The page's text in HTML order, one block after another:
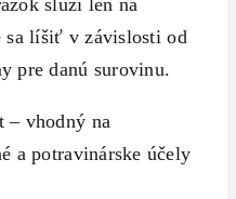
slúži len na
sa líšiť v závislosti od
pre danú surovinu.
– vhodný na
a potravinárske účely